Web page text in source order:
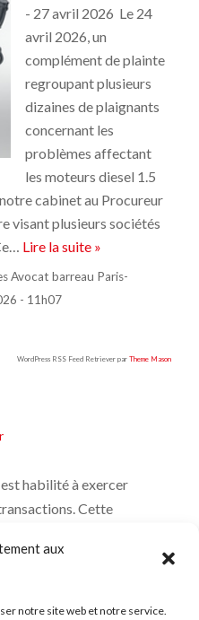
aux
notre site web et notre service.
- 27 avril 2026 Le 24
avril 2026, un
complément de plainte
regroupant plusieurs
dizaines de plaignants
concernant les
problèmes affectant
les moteurs diesel 1.5
cabinet au Procureur
visant plusieurs sociétés
Lire la suite »
Avocat barreau Paris-
- 11h07
WordPress RSS Feed Retriever par Theme Mason
habilité à exercer
Cette
vente, baux,
généralement, tous